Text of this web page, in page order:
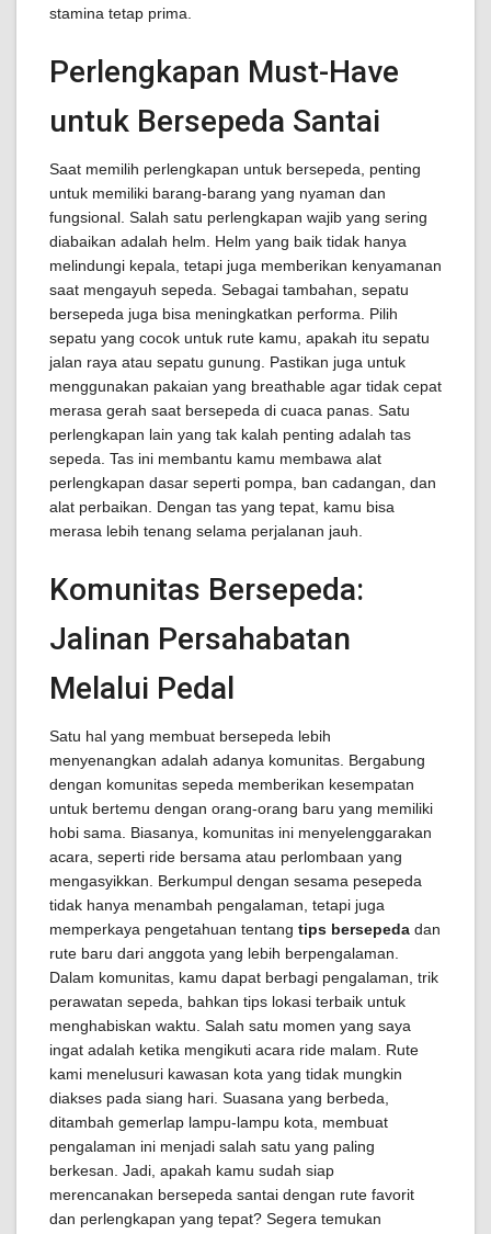
stamina tetap prima.
Perlengkapan Must-Have
untuk Bersepeda Santai
Saat memilih perlengkapan untuk bersepeda, penting
untuk memiliki barang-barang yang nyaman dan
fungsional. Salah satu perlengkapan wajib yang sering
diabaikan adalah helm. Helm yang baik tidak hanya
melindungi kepala, tetapi juga memberikan kenyamanan
saat mengayuh sepeda. Sebagai tambahan, sepatu
bersepeda juga bisa meningkatkan performa. Pilih
sepatu yang cocok untuk rute kamu, apakah itu sepatu
jalan raya atau sepatu gunung. Pastikan juga untuk
menggunakan pakaian yang breathable agar tidak cepat
merasa gerah saat bersepeda di cuaca panas. Satu
perlengkapan lain yang tak kalah penting adalah tas
sepeda. Tas ini membantu kamu membawa alat
perlengkapan dasar seperti pompa, ban cadangan, dan
alat perbaikan. Dengan tas yang tepat, kamu bisa
merasa lebih tenang selama perjalanan jauh.
Komunitas Bersepeda:
Jalinan Persahabatan
Melalui Pedal
Satu hal yang membuat bersepeda lebih
menyenangkan adalah adanya komunitas. Bergabung
dengan komunitas sepeda memberikan kesempatan
untuk bertemu dengan orang-orang baru yang memiliki
hobi sama. Biasanya, komunitas ini menyelenggarakan
acara, seperti ride bersama atau perlombaan yang
mengasyikkan. Berkumpul dengan sesama pesepeda
tidak hanya menambah pengalaman, tetapi juga
memperkaya pengetahuan tentang tips bersepeda dan
rute baru dari anggota yang lebih berpengalaman.
Dalam komunitas, kamu dapat berbagi pengalaman, trik
perawatan sepeda, bahkan tips lokasi terbaik untuk
menghabiskan waktu. Salah satu momen yang saya
ingat adalah ketika mengikuti acara ride malam. Rute
kami menelusuri kawasan kota yang tidak mungkin
diakses pada siang hari. Suasana yang berbeda,
ditambah gemerlap lampu-lampu kota, membuat
pengalaman ini menjadi salah satu yang paling
berkesan. Jadi, apakah kamu sudah siap
merencanakan bersepeda santai dengan rute favorit
dan perlengkapan yang tepat? Segera temukan